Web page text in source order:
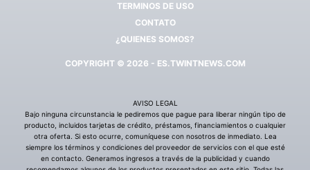
TERMINOS DE USO
CONTATO
¿QUIENES SOMOS?
COPYRIGHT © 2026 - ES.TWINTNEWS.COM